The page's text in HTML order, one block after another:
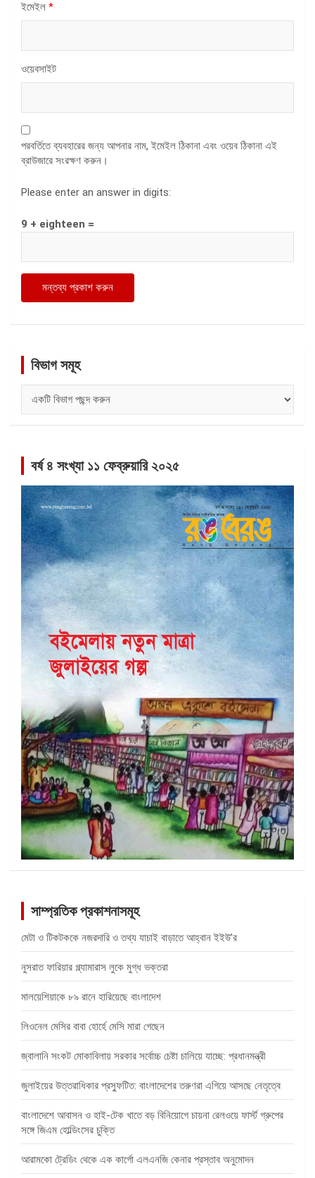
ইমেইল *
ওয়েবসাইট
পরবর্তিতে ব্যবহারের জন্য আপনার নাম, ইমেইল ঠিকানা এবং ওয়েব ঠিকানা এই
ব্রাউজারে সংরক্ষণ করুন।
Please enter an answer in digits:
9 + eighteen =
বিভাগ সমূহ
সমূহ
বর্ষ ৪ সংখ্যা ১১ ফেব্রুয়ারি ২০২৫
সাম্প্রতিক প্রকাশনাসমূহ
মেটা ও টিকটককে নজরদারি ও তথ্য যাচাই বাড়াতে আহ্বান ইইউ’র
নুসরাত ফারিয়ার গ্ল্যামারাস লুকে মুগ্ধ ভক্তরা
মালয়েশিয়াকে ৮৯ রানে হারিয়েছে বাংলাদেশ
লিওনেল মেসির বাবা হোর্হে মেসি মারা গেছেন
জ্বালানি সংকট মোকাবিলায় সরকার সর্বোচ্চ চেষ্টা চালিয়ে যাচ্ছে: প্রধানমন্ত্রী
জুলাইয়ের উত্তরাধিকার প্রস্ফুটিত: বাংলাদেশের তরুণরা এগিয়ে আসছে নেতৃত্বে
বাংলাদেশে আবাসন ও হাই-টেক খাতে বড় বিনিয়োগে চায়না রেলওয়ে ফার্স্ট গ্রুপের
সঙ্গে জিএম হোল্ডিংসের চুক্তি
আরামকো ট্রেডিং থেকে এক কার্গো এলএনজি কেনার প্রস্তাব অনুমোদন